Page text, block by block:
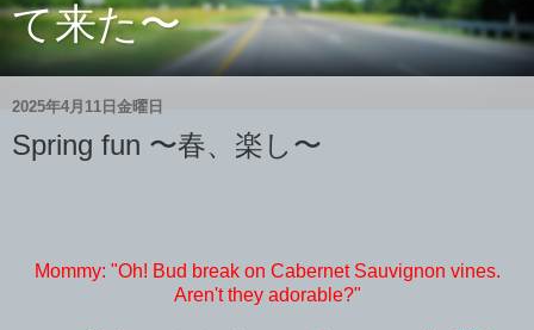
て来た〜
2025年4月11日金曜日
Spring fun 〜春、楽し〜
Mommy: "Oh! Bud break on Cabernet Sauvignon vines.
Aren't they adorable?"